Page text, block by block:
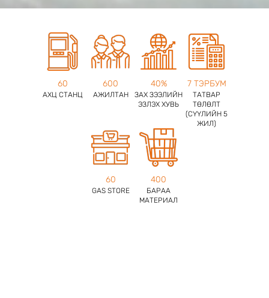
60
АХЦ СТАНЦ
600
АЖИЛТАН
40%
ЗАХ ЗЭЭЛИЙН
ЭЗЛЭХ ХУВЬ
7 ТЭРБУМ
ТАТВАР
ТӨЛӨЛТ
(СҮҮЛИЙН 5
ЖИЛ)
60
GAS STORE
400
БАРАА
МАТЕРИАЛ